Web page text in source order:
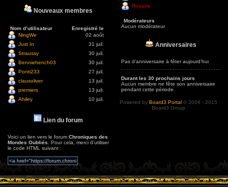
Nouveaux membres
Nom d’utilisateur
Enregistré le
NingWe
02 août
Just In
31 juil.
Straussy
30 juil.
Benniehench03
30 juil.
Ponti233
27 juil.
clausoliver
13 juil.
premiers
13 juil.
Ahiley
10 juil.
Lien du forum
Voici un lien vers le forum Chroniques des
Mondes Oubliés . Pour cela, merci d’utiliser
le code HTML suivant :
Resane
Modérateurs
Aucun modérateur
Anniversaires
Pas d’anniversaire à fêter aujourd’hui
Durant les 30 prochains jours
Aucun membre ne fête son anniversaire
pendant cette période.
Powered by Board3 Portal © 2009 - 2015
Board3 Group